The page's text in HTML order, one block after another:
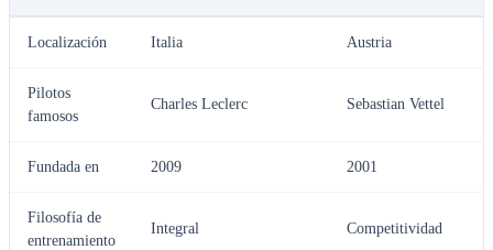
Localización Italia Austria
Pilotos
famosos
Charles Leclerc Sebastian Vettel
Fundada en 2009 2001
Filosofía de
entrenamiento
Integral Competitividad